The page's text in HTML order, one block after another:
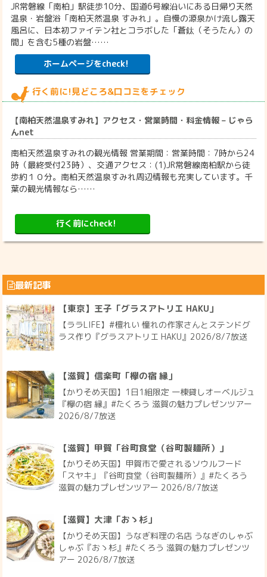
JR常磐線「南柏」駅徒歩10分、国道6号線沿いにある日帰り天然
温泉・岩盤浴「南柏天然温泉 すみれ」。自慢の源泉かけ流し露天
風呂に、日本初ファイテン社とコラボした「蒼鈦（そうたん）の
間」を含む5種の岩盤……
ホームページをcheck!
行く前に!見どころ&口コミをチェック
【南柏天然温泉すみれ】アクセス・営業時間・料金情報 – じゃら
んnet
南柏天然温泉すみれの観光情報 営業期間：営業時間：7時から24
時（最終受付23時）、交通アクセス：(1)JR常磐線南柏駅から徒
歩約１０分。南柏天然温泉すみれ周辺情報も充実しています。千
葉の観光情報なら……
行く前にcheck!
最新記事
【東京】王子「グラスアトリエ HAKU」
【ララLIFE】#檀れい 憧れの作家さんとステンドグ
ラス作り『グラスアトリエ HAKU』2026/8/7放送
【滋賀】信楽町「欅の宿 縁」
【かりそめ天国】1日1組限定 一棟貸しオーベルジュ
『欅の宿 縁』#たくろう 滋賀の魅力プレゼンツアー
2026/8/7放送
【滋賀】甲賀「谷町食堂（谷町製麺所）」
【かりそめ天国】甲賀市で愛されるソウルフード
「スヤキ」『谷町食堂（谷町製麺所）』#たくろう
滋賀の魅力プレゼンツアー 2026/8/7放送
【滋賀】大津「おゝ杉」
【かりそめ天国】うなぎ料理の名店 うなぎのしゃぶ
しゃぶ『おゝ杉』#たくろう 滋賀の魅力プレゼンツ
アー 2026/8/7放送